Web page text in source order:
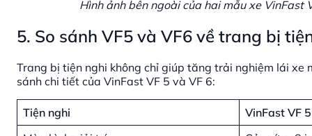
Hình ảnh bên ngoài của hai mẫu xe VinFast
5. So sánh VF5 và VF6 về trang bị
Trang bị tiện nghi không chỉ giúp tăng trải nghiệm lái xe
sánh chi tiết của VinFast VF 5 và VF 6:
Tiện nghi
VinFast VF 5